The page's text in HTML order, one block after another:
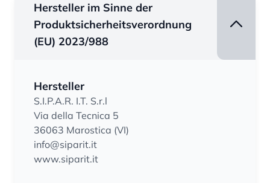
Hersteller im Sinne der
Produktsicherheitsverordnung
(EU) 2023/988
Hersteller
S.I.P.A.R. I.T. S.r.l
Via della Tecnica 5
36063 Marostica (VI)
info@siparit.it
www.siparit.it